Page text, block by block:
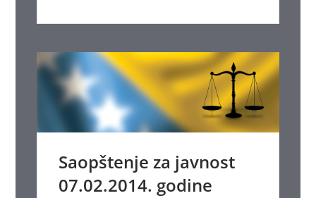
Saopštenje za javnost
07.02.2014. godine